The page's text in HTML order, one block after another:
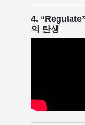
4.
의 탄생